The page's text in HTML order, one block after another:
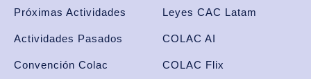
Próximas Actividades
Actividades Pasados
Convención Colac
Leyes CAC Latam
COLAC AI
COLAC Flix